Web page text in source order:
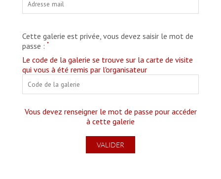
Cette galerie est privée, vous devez saisir le mot de
passe : *
Le code de la galerie se trouve sur la carte de visite
qui vous à été remis par l'organisateur
Vous devez renseigner le mot de passe pour accéder
à cette galerie